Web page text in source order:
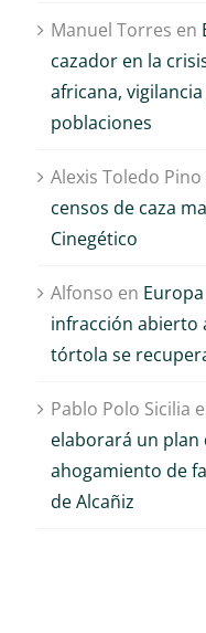
Manuel Torres en
cazador en la
africana,
poblaciones
Alexis Toledo Pino
censos de caza
Cinegético
Alfonso en
infracción abierto
tórtola se
Pablo Polo Sicilia
elaborará un plan
ahogamiento de
de Alcañiz